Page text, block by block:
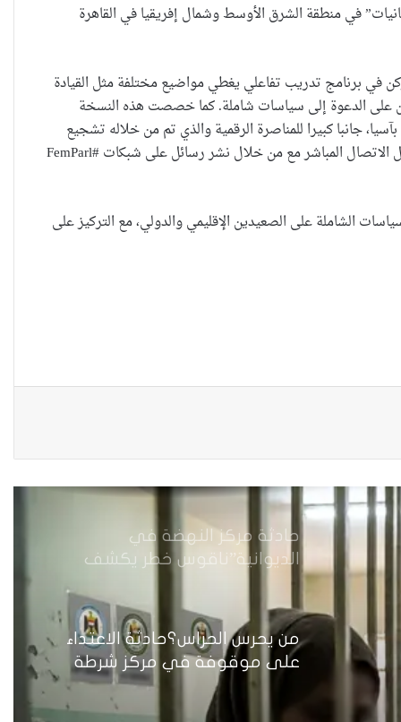
مبادرة “برلمانیات” في منطقة الشرق الأوسط وشمال إفریقیا في القاهرة
في برنامج تدریب تفاعلي یغطي مواضیع مختلفة مثل القیادة
على الدعوة إلى سیاسات شاملة. كما خصصت هذه النسخة
جانبا كبیرا للمناصرة الرقمیة والذي تم من خلاله تشجیع
البرلمانیات على استخدام وتطویر وجودهن في شبكات التواصل الاجتماعي من أجل تسهیل الاتصال المباشر مع من خلال نشر رسائل على شبكات #FemParl
الشاملة على الصعیدین الإقلیمي والدولي، مع التركیز على
خطأ مهني في الموقع الرسمي لـ
مجلس القضاء الأعلى”سردية
للجريمة”
حادثة مركز النهضة في
الديوانية”ناقوس خطر يكشف
من يحرس الحراس؟حادثة الاعتداء
على موقوفة في مركز شرطة
النهضة تضع وزارة الداخلية العراقية
أمام اختبار حماية النساء واستعادة